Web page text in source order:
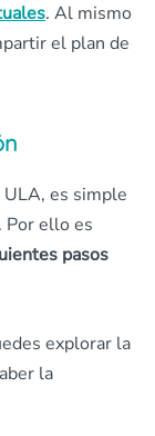
. Al mismo
el plan de
es simple
Por ello es
pasos
explorar la
la